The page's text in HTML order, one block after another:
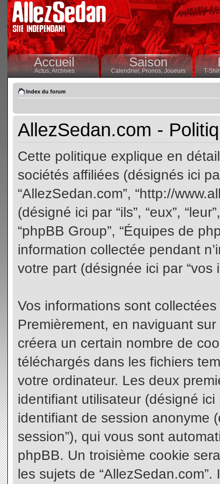
Accueil
Actus,Archives
Saison
Calendrier,Pronos, Joueurs T-
Index du forum
AllezSedan.com -
Cette politique explique en
sociétés affiliées (désignés ici
“AllezSedan.com”, “http://
(désigné ici par “ils”, “eux”,
“phpBB Group”, “Équipes de
information collectée pendant
votre part (désignée ici par “vos
Vos informations sont
Premièrement, en naviguant
créera un certain nombre de
téléchargés dans les fichiers
votre ordinateur. Les deux
identifiant utilisateur (désigné ici
identifiant de session anonyme
session”), qui vous sont
phpBB. Un troisième cookie
les sujets de